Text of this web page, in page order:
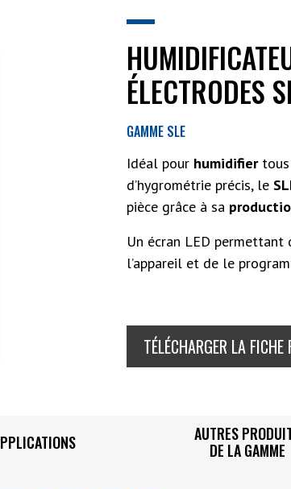
ÉLECTRODES
GAMME SLE
Idéal pour humidifiertous
d’hygrométrie précis, le
pièce grâce à sa
Un écran LED
l’appareil et de le
TÉLÉCHARGER LA
AUTRES
DE LA GAMME